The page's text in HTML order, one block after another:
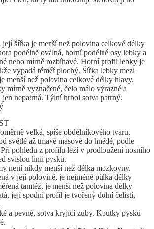
šířka je menší než polovina celkové délky
podélně oválná, horní podélné osy lebky a
nebo mírně rozbíhavé. Horní profil lebky je
vypadá téměř plochý. Šířka lebky mezi
menší než polovina celkové délky hlavy.
mírně vyznačené, čelo málo výrazné a
nepatrná. Týlní hrbol sotva patrný.
velká, spíše obdélníkového tvaru.
světlé až tmavé masové do hnědé, podle
pohledu z profilu leží v prodloužení nosního
svislou linii pysků.
není nikdy menší než délka mozkovny.
v její polovině, je nejméně půlka délky
tamtéž, je menší než polovina délky
její spodní profil je tvořený dolní čelistí,
a pevné, sotva kryjící zuby. Koutky pysků